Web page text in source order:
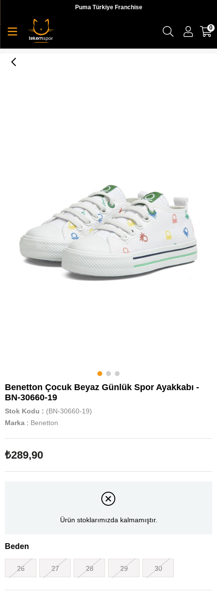
Puma Türkiye Franchise
0
Benetton Çocuk Beyaz Günlük Spor Ayakkabı -
BN-30660-19
Stok Kodu
(BN-30660-19)
Marka : Benetton
₺289,90
Ürün stoklarımızda kalmamıştır.
Beden
26 27 28 29 30